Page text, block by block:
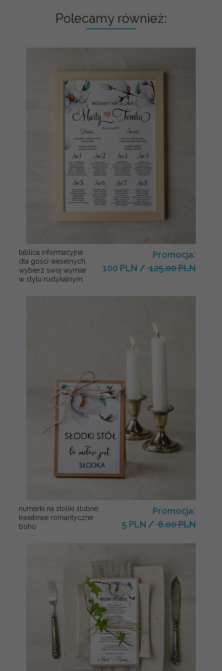
Polecamy również:
tablica informacyjna
dla gości weselnych,
wybierz swoj wymiar
w stylu rustykalnym
Promocja:
100 PLN / 125.00 PLN
numerki na stoliki ślubne,
kwiatowe romantyczne
boho
Promocja:
5 PLN / 6.00 PLN